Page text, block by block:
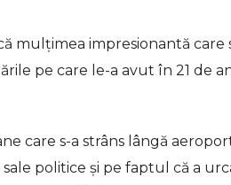
mulțimea impresionantă care
pe care le-a avut în 21 de
care s-a strâns lângă
politice și pe faptul că a